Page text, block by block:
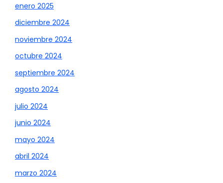
enero 2025
diciembre 2024
noviembre 2024
octubre 2024
septiembre 2024
agosto 2024
julio 2024
junio 2024
mayo 2024
abril 2024
marzo 2024